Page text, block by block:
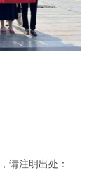
请注明出处：